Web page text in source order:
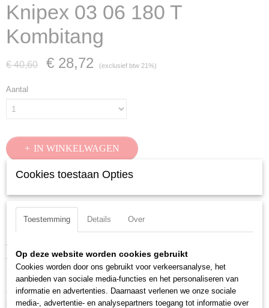
Knipex 03 06 180 T
Kombitang
€ 40,60 € 28,72 (exclusief btw 21%)
Aantal
IN WINKELWAGEN
Productcode
03 06 180 T
Productcode leverancier
03 06 180 T
Netto gewicht
0,27 Kg
Omschrijving
VDE-gekeurd, met ge?ntegreerde ge?soleerde bevestigingshaak om een
valbeveiliging aan te brengen 180 mm
Met grijpzones voor plat en rond materiaal, voor veelzijdig gebruik. Met
snijkanten voor zachte en harde draad. Lange snijkanten voor dikke
kabels. Snijkanten extra inductief gehard, hardheid van de snijkanten ca.
Cookies toestaan Opties
Toestemming Details Over
Op deze website worden cookies gebruikt
Cookies worden door ons gebruikt voor verkeersanalyse, het
aanbieden van sociale media-functies en het personaliseren van
informatie en advertenties. Daarnaast verlenen we onze sociale
media-, advertentie- en analysepartners toegang tot informatie over